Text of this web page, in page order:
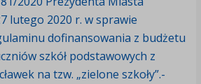
lutego 2020 r. w sprawie
dofinansowania z budżetu
szkół podstawowych z
na tzw. „zielone szkoły”.-